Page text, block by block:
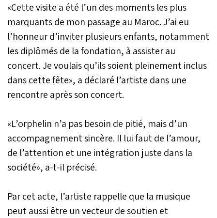
«Cette visite a été l’un des moments les plus
marquants de mon passage au Maroc. J’ai eu
l’honneur d’inviter plusieurs enfants, notamment
les diplômés de la fondation, à assister au
concert. Je voulais qu’ils soient pleinement inclus
dans cette fête», a déclaré l’artiste dans une
rencontre après son concert.
«L’orphelin n’a pas besoin de pitié, mais d’un
accompagnement sincère. Il lui faut de l’amour,
de l’attention et une intégration juste dans la
société», a-t-il précisé.
Par cet acte, l’artiste rappelle que la musique
peut aussi être un vecteur de soutien et